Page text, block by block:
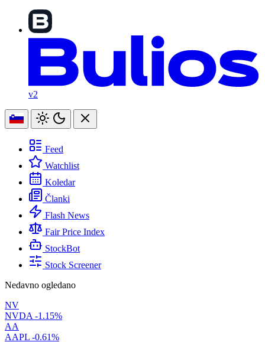
v2
Feed
Watchlist
Koledar
Članki
Flash News
Fair Price Index
StockBot
Stock Screener
Nedavno ogledano
NV
NVDA -1.15%
AA
AAPL -0.61%